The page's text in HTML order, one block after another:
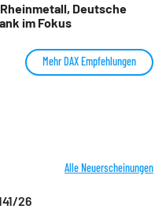
Deutsche
im Fokus
Mehr DAX Empfehlungen
Alle Neuerscheinungen
26